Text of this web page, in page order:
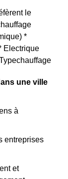
le
*
Electrique
une ville
à
entreprises
et